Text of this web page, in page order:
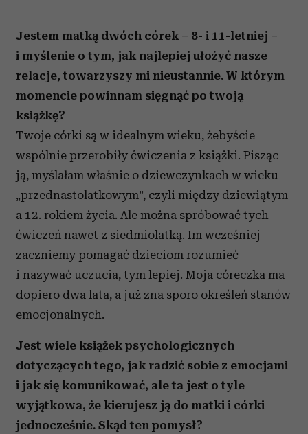
Jestem matką dwóch córek – 8- i 11-letniej –
i myślenie o tym, jak najlepiej ułożyć nasze
relacje, towarzyszy mi nieustannie. W którym
momencie powinnam sięgnąć po twoją
książkę?
Twoje córki są w idealnym wieku, żebyście
wspólnie przerobiły ćwiczenia z książki. Pisząc
ją, myślałam właśnie o dziewczynkach w wieku
„przednastolatkowym”, czyli między dziewiątym
a 12. rokiem życia. Ale można spróbować tych
ćwiczeń nawet z siedmiolatką. Im wcześniej
zaczniemy pomagać dzieciom rozumieć
i nazywać uczucia, tym lepiej. Moja córeczka ma
dopiero dwa lata, a już zna sporo określeń stanów
emocjonalnych.
Jest wiele książek psychologicznych
dotyczących tego, jak radzić sobie z emocjami
i jak się komunikować, ale ta jest o tyle
wyjątkowa, że kierujesz ją do matki i córki
jednocześ­nie. Skąd ten pomysł?